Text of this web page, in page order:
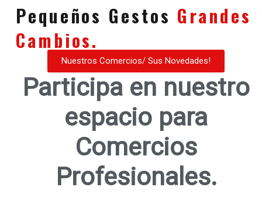
Pequeños Gestos Grandes
Cambios.
Nuestros Comercios/ Sus Novedades!
Participa en nuestro
espacio para
Comercios
Profesionales.